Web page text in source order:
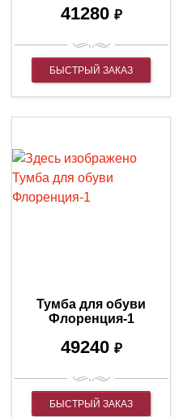
41280 ₽
БЫСТРЫЙ ЗАКАЗ
Тумба для обуви
Флоренция-1
49240 ₽
БЫСТРЫЙ ЗАКАЗ